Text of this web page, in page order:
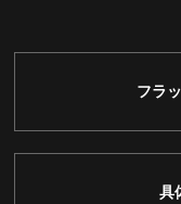
フラ
具